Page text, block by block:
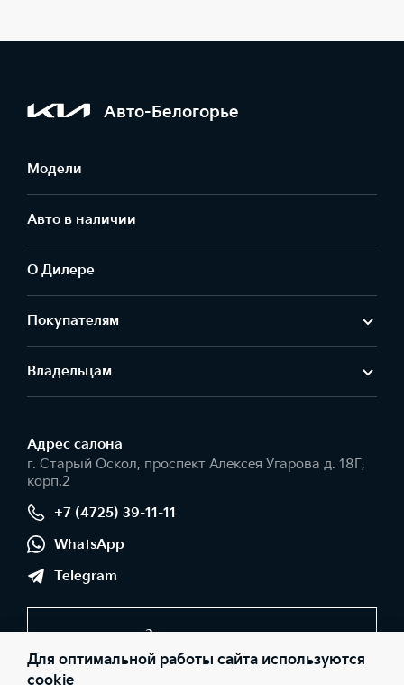
Авто-Белогорье
Модели
Авто в наличии
О Дилере
Покупателям
Владельцам
Адрес салонa
г. Старый Оскол, проспект Алексея Угарова д. 18Г,
корп.2
+7 (4725) 39-11-11
WhatsApp
Telegram
Заказать звонок
Для оптимальной работы сайта используются
cookie